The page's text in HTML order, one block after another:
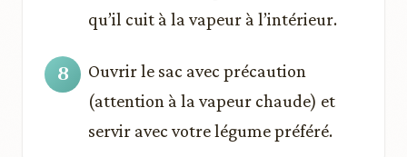
qu’il cuit à la vapeur à l’intérieur.
Ouvrir le sac avec précaution
(attention à la vapeur chaude) et
servir avec votre légume préféré.